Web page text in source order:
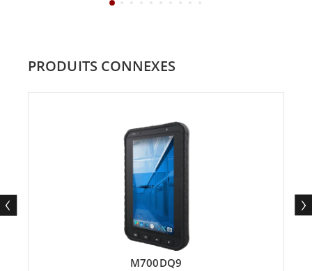
PRODUITS CONNEXES
M700DQ9